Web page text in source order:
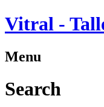
Vitral -
Menu
Search